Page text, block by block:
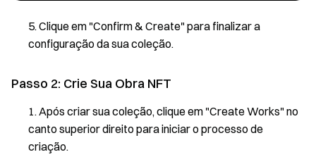
Clique em "Confirm & Create" para finalizar a
configuração da sua coleção.
Passo 2: Crie Sua Obra NFT
Após criar sua coleção, clique em "Create Works" no
canto superior direito para iniciar o processo de
criação.